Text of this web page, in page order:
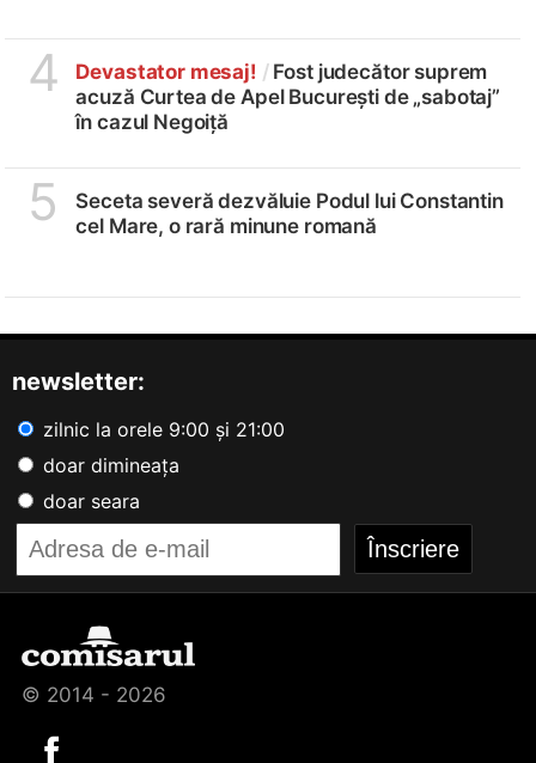
4 Devastator mesaj! / Fost judecător suprem
acuză Curtea de Apel București de „sabotaj”
în cazul Negoiță
5
Seceta severă dezvăluie Podul lui Constantin
cel Mare, o rară minune romană
newsletter:
zilnic la orele 9:00 și 21:00
doar dimineața
doar seara
© 2014 - 2026